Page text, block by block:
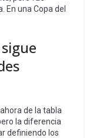
En una Copa del
de la tabla
la diferencia
definiendo los